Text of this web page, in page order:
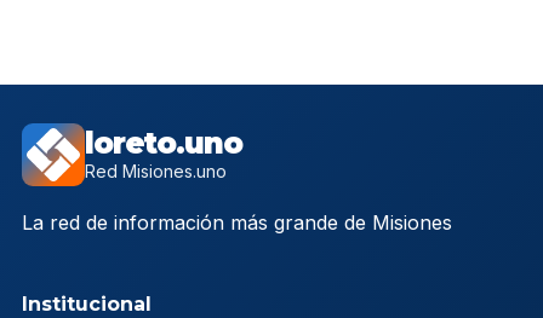
loreto.uno
Red Misiones.uno
La red de información más grande de Misiones
Institucional